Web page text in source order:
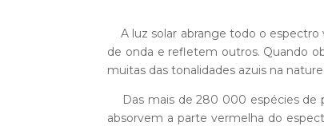
A luz solar abrange todo o espectro
de onda e refletem outros. Quando
muitas das tonalidades azuis na
Das mais de 280 000 espécies de
absorvem a parte vermelha do